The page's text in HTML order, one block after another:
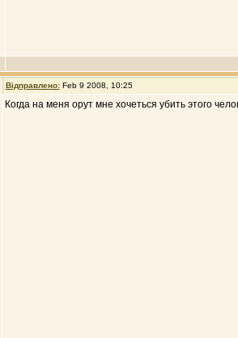
Відправлено: Feb 9 2008, 10:25
Когда на меня орут мне хочеться убить этого